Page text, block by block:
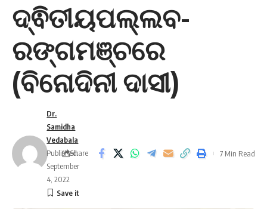
ଦ୍ଵିତୀୟପଲ୍ଲବ-
ରଙ୍ଗମଞ୍ଚରେ
(ବିନୋଦିନୀ ଦାସୀ)
Dr.
Samidha
Vedabala
Published:
September
4, 2022
Share 7 Min Read